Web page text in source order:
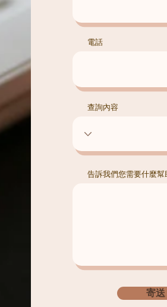
電話
查詢內容
告訴我們您需要什麼幫
寄送